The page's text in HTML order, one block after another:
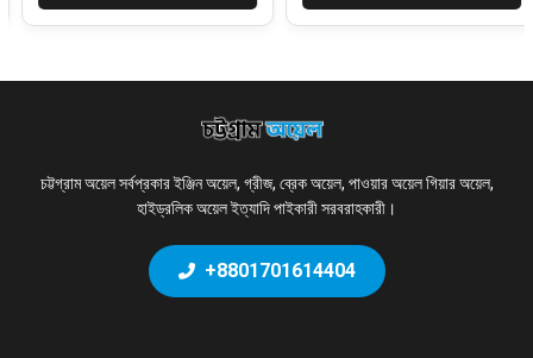
চট্টগ্রাম অয়েল সর্বপ্রকার ইঞ্জিন অয়েল, গ্রীজ, ব্রেক অয়েল, পাওয়ার অয়েল গিয়ার অয়েল,
হাইড্রলিক অয়েল ইত্যাদি পাইকারী সরবরাহকারী।
+8801701614404